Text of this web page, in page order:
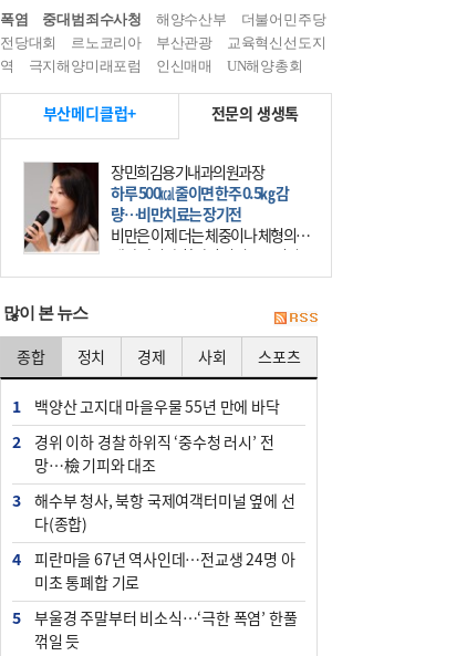
폭염 중대범죄수사청 해양수산부
더불어민주당
전당대회
르노코리아 부산관광
교육혁신선도지
역
극지해양미래포럼 인신매매 UN해양총회
부산메디클럽+ 전문의 생생톡
장민희김용기내과의원과장
하루 500㎉ 줄이면 한주 0.5㎏ 감
량…비만치료는 장기전
비만은 이제 더는 체중이나 체형의 문
제가 아니다. 하나의 질병으로 인지
하고 치료와 관리를 해야 한다. 세계
많이 본 뉴스
종합 정치 경제 사회 스포츠
1
백양산 고지대 마을우물 55년 만에 바닥
2
경위 이하 경찰 하위직 ‘중수청 러시’ 전
망…檢 기피와 대조
3
해수부 청사, 북항 국제여객터미널 옆에 선
다(종합)
4
피란마을 67년 역사인데…전교생 24명 아
미초 통폐합 기로
5
부울경 주말부터 비소식…‘극한 폭염’ 한풀
꺾일 듯